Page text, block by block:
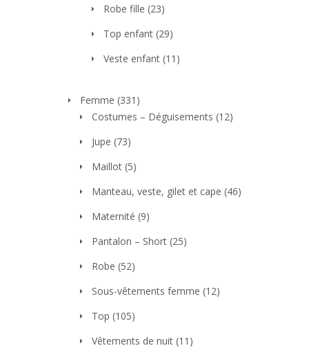
Robe fille (23)
Top enfant (29)
Veste enfant (11)
Femme (331)
Costumes – Déguisements (12)
Jupe (73)
Maillot (5)
Manteau, veste, gilet et cape (46)
Maternité (9)
Pantalon – Short (25)
Robe (52)
Sous-vêtements femme (12)
Top (105)
Vêtements de nuit (11)